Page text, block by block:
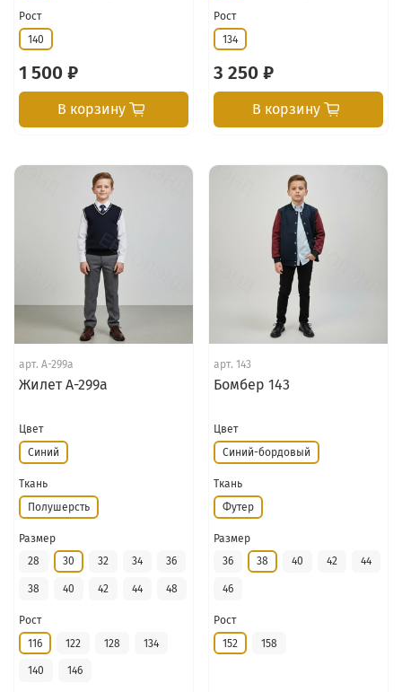
Рост
140
1 500 ₽
В корзину
Рост
134
3 250 ₽
В корзину
арт. А-299а
Жилет А-299а
Цвет
Синий
Ткань
Полушерсть
Размер
28
30 32 34 36
38 40 42 44 48
Рост
116
122 128 134
140 146
арт. 143
Бомбер 143
Цвет
Синий-бордовый
Ткань
Футер
Размер
36
38 40 42 44
46
Рост
152
158